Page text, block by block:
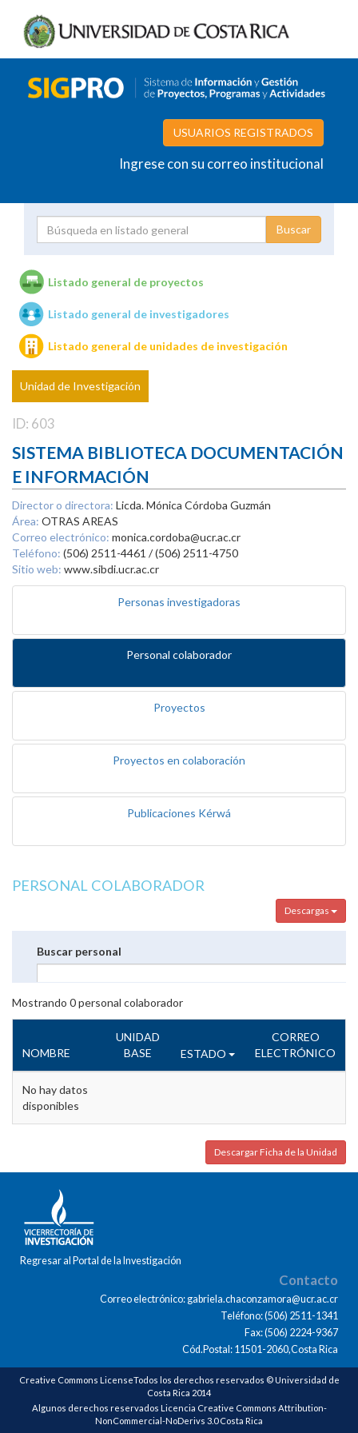
USUARIOS REGISTRADOS
Ingrese con su correo institucional
Unidades de investigación
Listado general de proyectos
Listado general de investigadores
Listado general de unidades de investigación
Unidad de Investigación
ID: 603
SISTEMA BIBLIOTECA DOCUMENTACIÓN
E INFORMACIÓN
Director o directora: Licda. Mónica Córdoba Guzmán
Área: OTRAS AREAS
Correo electrónico: monica.cordoba@ucr.ac.cr
Teléfono: (506) 2511-4461 / (506) 2511-4750
Sitio web: www.sibdi.ucr.ac.cr
Personas investigadoras
Personal colaborador
Proyectos
Proyectos en colaboración
Publicaciones Kérwá
PERSONAL COLABORADOR
Descargas
Buscar personal
Mostrando 0personal colaborador
NOMBRE
UNIDAD
BASE
ESTADO
CORREO
ELECTRÓNICO
No hay datos
disponibles
Descargar Ficha de la Unidad
Regresar al Portal de la Investigación
Contacto
Correo electrónico: gabriela.chaconzamora@ucr.ac.cr
Teléfono: (506) 2511-1341
Fax: (506) 2224-9367
Cód.Postal: 11501-2060,Costa Rica
Creative Commons LicenseTodos los derechos reservados © Universidad de
Costa Rica 2014
Algunos derechos reservados Licencia Creative Commons Attribution-
NonCommercial-NoDerivs 3.0 Costa Rica